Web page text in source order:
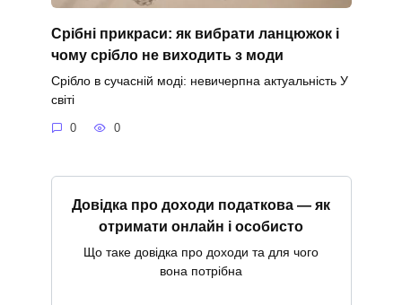
Срібні прикраси: як вибрати ланцюжок і
чому срібло не виходить з моди
Срібло в сучасній моді: невичерпна актуальність У
світі
0 0
Довідка про доходи податкова — як
отримати онлайн і особисто
Що таке довідка про доходи та для чого
вона потрібна